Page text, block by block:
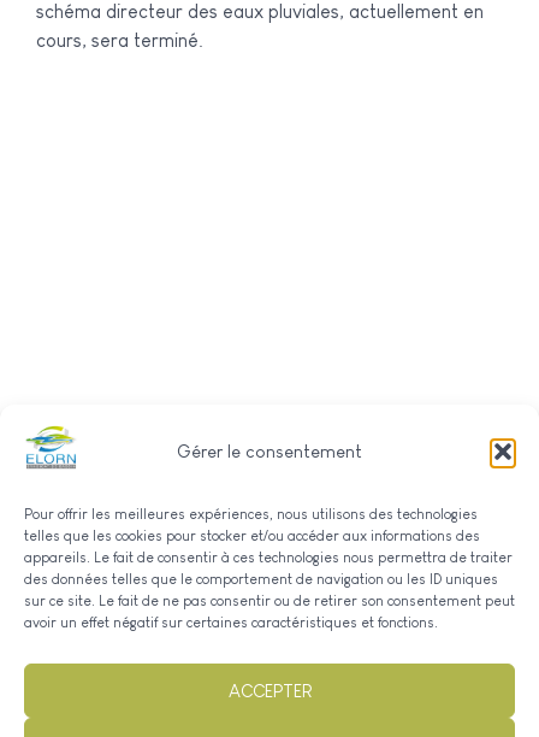
Gérer le consentement
Pour offrir les meilleures expériences, nous utilisons des technologies
telles que les cookies pour stocker et/ou accéder aux informations des
appareils. Le fait de consentir à ces technologies nous permettra de traiter
des données telles que le comportement de navigation ou les ID uniques
sur ce site. Le fait de ne pas consentir ou de retirer son consentement peut
avoir un effet négatif sur certaines caractéristiques et fonctions.
ACCEPTER
schéma directeur des eaux pluviales, actuellement en
cours, sera terminé.